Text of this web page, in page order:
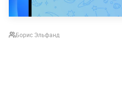
Борис Эльфанд